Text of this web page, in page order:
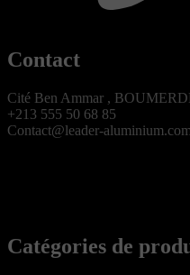
Contact
Cité Ben Ammar ,
+213 555 50 68 85
Contact@leader-aluminium.com
Catégories de